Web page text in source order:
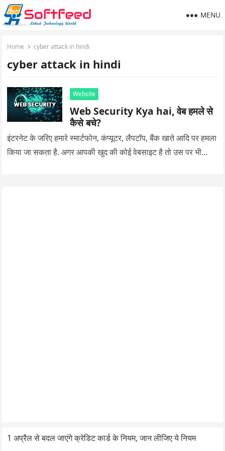
MENU
Home cyber attack in hindi
cyber attack in hindi
Website
Web Security Kya hai, वेब हमले से
कैसे बचे?
इंटरनेट के जरिए हमारे स्मार्टफोन, कंप्यूटर, लैपटॉप, बैंक खाते आदि पर हमला
किया जा सकता है. अगर आपकी खुद की कोई वेबसाइट है तो उस पर भी…
1 अप्रैल से बदल जाएंगे क्रेडिट कार्ड के नियम, जान लीजिए ये नियम